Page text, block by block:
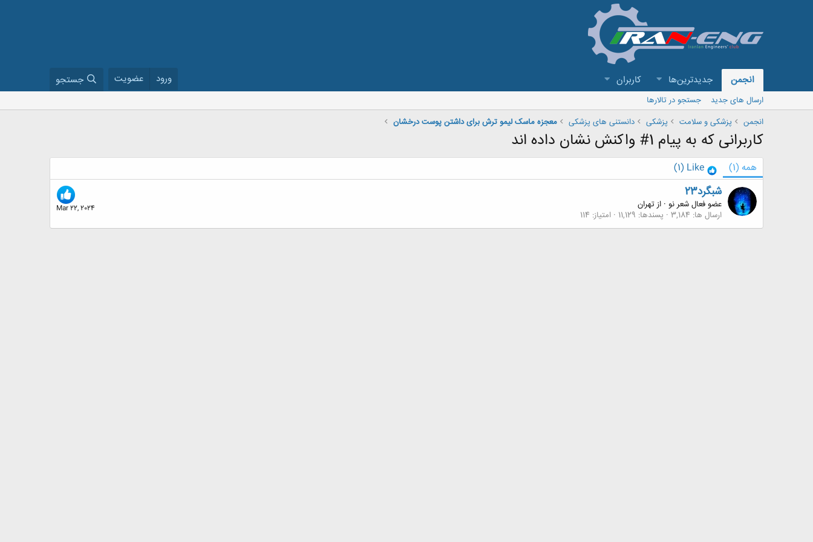
انجمن جدیدترین‌ها کاربران ورود عضویت جستجو
ارسال های جدید
جستجو در تالارها
انجمن
پزشکی و سلامت پزشکی دانستنی های پزشکی معجزه ماسک لیمو ترش برای داشتن پوست درخشان
کاربرانی که به پیام 1# واکنش نشان داده اند
همه (1)
Like
(1)
Mar 22, 2024
شبگرد23
عضو فعال شعر نو · ازتهران
ارسال ها 3,184 پسندها 11,129 امتیاز 114